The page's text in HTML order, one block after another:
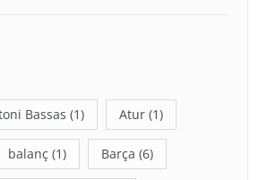
Bassas (1) Atur (1)
balanç (1) Barça (6)